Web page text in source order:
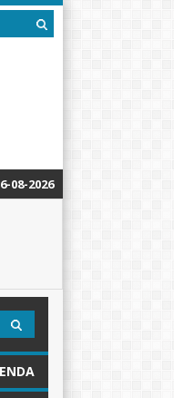
08-20262 s/d 8 Desember